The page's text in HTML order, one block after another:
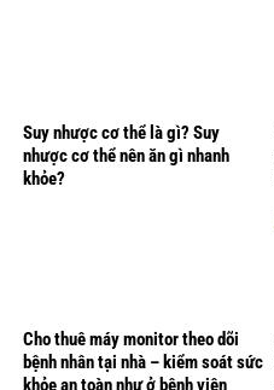
Suy nhược cơ thể là gì? Suy
nhược cơ thể nên ăn gì nhanh
khỏe?
Cho thuê máy monitor theo dõi
bệnh nhân tại nhà – kiểm soát sức
khỏe an toàn như ở bệnh viện